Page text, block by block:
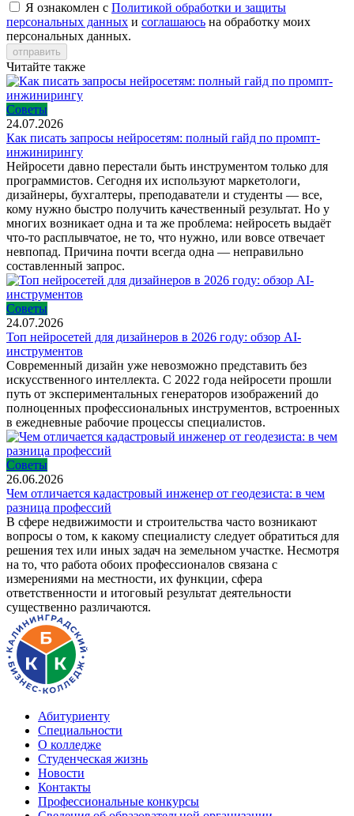
Я ознакомлен с Политикой обработки и защиты
персональных данных и соглашаюсь на обработку моих
персональных данных.
отправить
Читайте также
Советы
24.07.2026
Как писать запросы нейросетям: полный гайд по промпт-
инжинирингу
Нейросети давно перестали быть инструментом только для
программистов. Сегодня их используют маркетологи,
дизайнеры, бухгалтеры, преподаватели и студенты — все,
кому нужно быстро получить качественный результат. Но у
многих возникает одна и та же проблема: нейросеть выдаёт
что-то расплывчатое, не то, что нужно, или вовсе отвечает
невпопад. Причина почти всегда одна — неправильно
составленный запрос.
Советы
24.07.2026
Топ нейросетей для дизайнеров в 2026 году: обзор AI-
инструментов
Современный дизайн уже невозможно представить без
искусственного интеллекта. С 2022 года нейросети прошли
путь от экспериментальных генераторов изображений до
полноценных профессиональных инструментов, встроенных
в ежедневные рабочие процессы специалистов.
Советы
26.06.2026
Чем отличается кадастровый инженер от геодезиста: в чем
разница профессий
В сфере недвижимости и строительства часто возникают
вопросы о том, к какому специалисту следует обратиться для
решения тех или иных задач на земельном участке. Несмотря
на то, что работа обоих профессионалов связана с
измерениями на местности, их функции, сфера
ответственности и итоговый результат деятельности
существенно различаются.
Абитуриенту
Специальности
О колледже
Студенческая жизнь
Новости
Контакты
Профессиональные конкурсы